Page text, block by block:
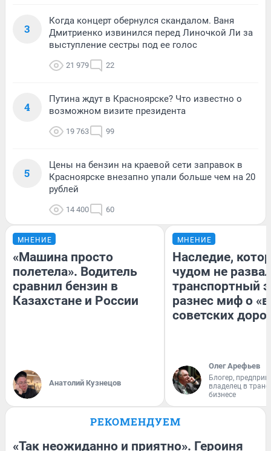
3
Когда концерт обернулся скандалом. Ваня
Дмитриенко извинился перед Линочкой Ли за
выступление сестры под ее голос
21 979 22
4
Путина ждут в Красноярске? Что известно о
возможном визите президента
19 763 99
5
Цены на бензин на краевой сети заправок в
Красноярске внезапно упали больше чем на 20
рублей
14 400 60
МНЕНИЕ
«Машина просто
полетела». Водитель
сравнил бензин в
Казахстане и России
Анатолий Кузнецов
МНЕНИЕ
Наследие,
чудом не
транспортный
разнес миф о
советских
Олег Арефьев
Блогер,
владелец в
бизнесе
РЕКОМЕНДУЕМ
«Так неожиданно и приятно». Героиня